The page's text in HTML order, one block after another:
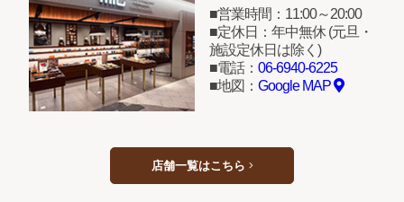
営業時間：11:00～20:00
定休日：年中無休 (元旦・
施設定休日は除く)
電話： 06-6940-6225
地図： Google MAP
店舗一覧はこちら